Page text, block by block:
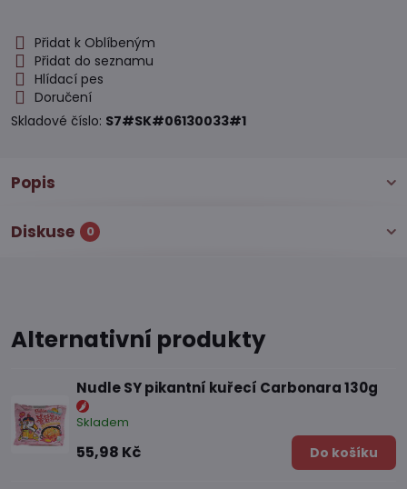
Přidat k Oblíbeným
Přidat do seznamu
Hlídací pes
Doručení
Skladové číslo: S7#SK#06130033#1
Popis
Diskuse 0
Alternativní produkty
Nudle SY pikantní kuřecí Carbonara 130g
Skladem
55,98 Kč Do košíku